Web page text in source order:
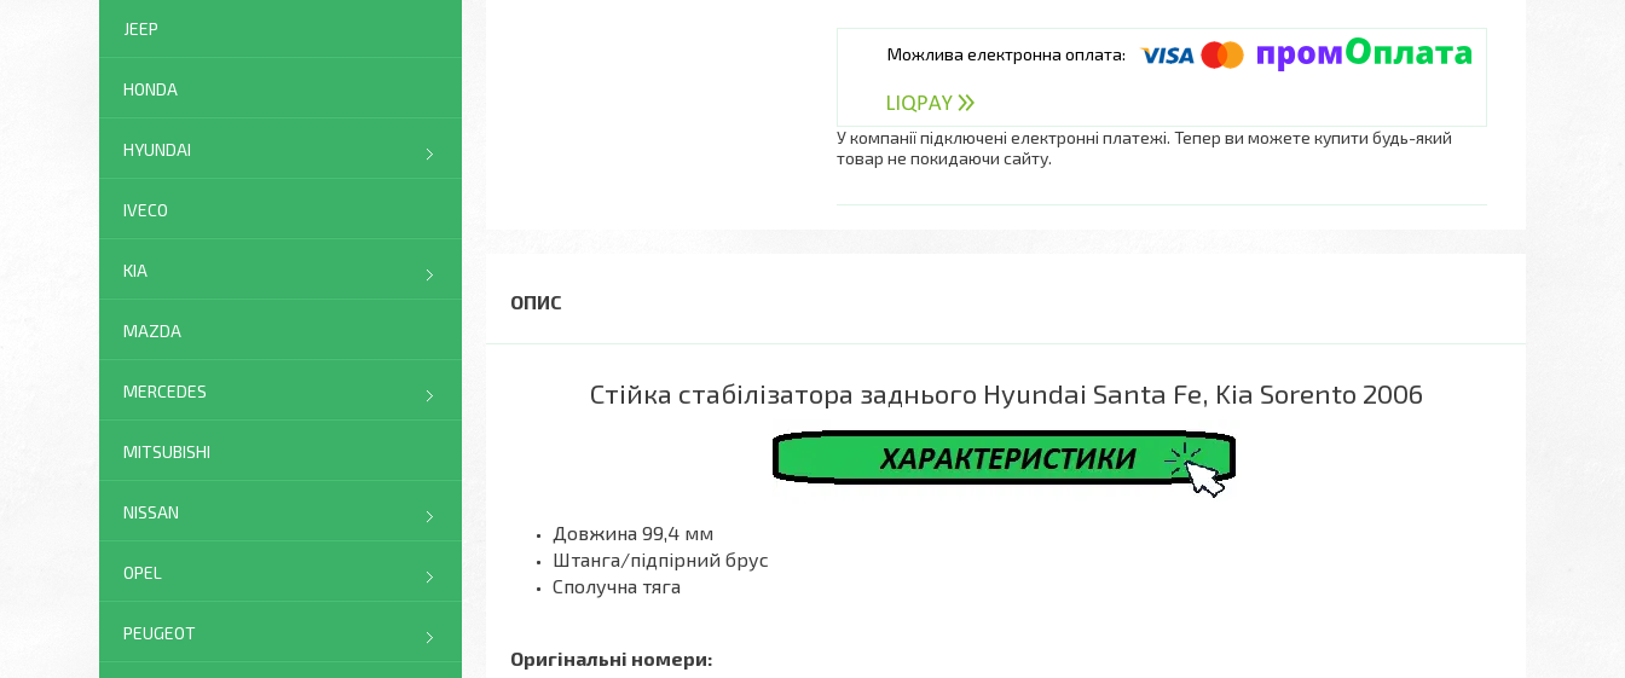
У компанії підключені електронні платежі. Тепер ви можете купити будь-який
товар не покидаючи сайту.
Стійка стабілізатора заднього Hyundai Santa Fe, Kia Sorento 2006
Довжина 99,4 мм
Штанга/підпірний брус
Сполучна тяга
Оригінальні номери:
JEEP
HONDA
HYUNDAI
IVECO
KIA
MAZDA
MERCEDES
MITSUBISHI
NISSAN
OPEL
PEUGEOT